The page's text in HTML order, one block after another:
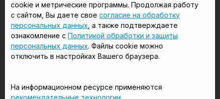
в Красногорске в Королёве
в Домодедово в Щёлково
Мы в соцсетях
cookie и метрические программы. Продолжая работу
с сайтом, Вы даете свое согласие на обработку
персональных данных , а также подтверждаете
ознакомление с Политикой обработки и защиты
персональных данных. Файлы cookie можно
отключить в настройках Вашего браузера.
На информационном ресурсе применяются
рекомендательные технологии